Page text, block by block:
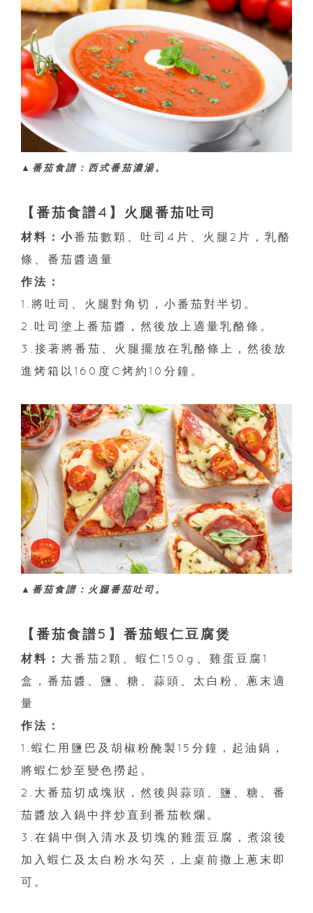
▲番茄食譜：西式番茄濃湯。
【番茄食譜4】火腿番茄吐司
材料：小番茄數顆、吐司4片、火腿2片，乳酪
條、番茄醬適量
作法：
1.將吐司、火腿對角切，小番茄對半切。
2.吐司塗上番茄醬，然後放上適量乳酪條。
3.接著將番茄、火腿擺放在乳酪條上，然後放
進烤箱以160度C烤約10分鐘。
▲番茄食譜：火腿番茄吐司。
【番茄食譜5】番茄蝦仁豆腐煲
材料： 大番茄2顆、蝦仁150g、雞蛋豆腐1
盒，番茄醬、鹽、糖、蒜頭、太白粉、蔥末適
量
作法：
1.蝦仁用鹽巴及胡椒粉醃製15分鐘，起油鍋，
將蝦仁炒至變色撈起。
2.大番茄切成塊狀，然後與蒜頭、鹽、糖、番
茄醬放入鍋中拌炒直到番茄軟爛。
3.在鍋中倒入清水及切塊的雞蛋豆腐，煮滾後
加入蝦仁及太白粉水勾芡，上桌前撒上蔥末即
可。